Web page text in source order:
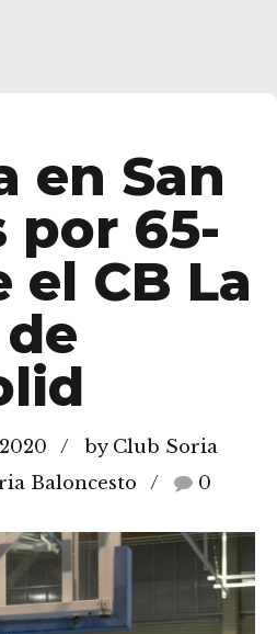
en San
por 65-
el CB La
by Club Soria
Baloncesto
0